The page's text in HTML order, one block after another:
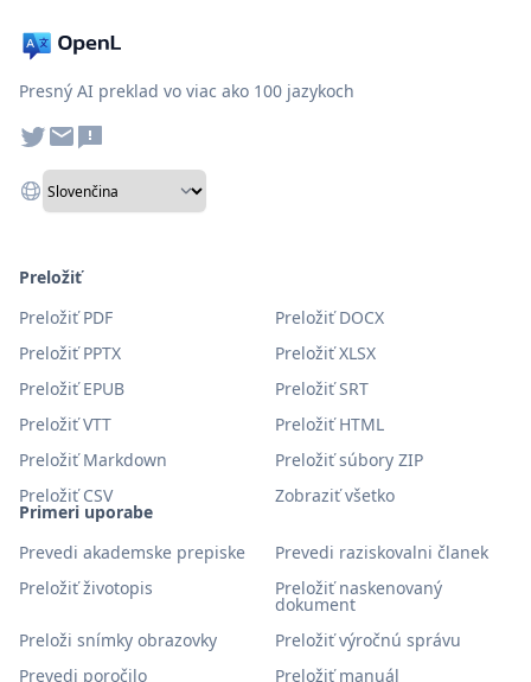
Presný AI preklad vo viac ako 100 jazykoch
Primeri uporabe
Prevedi akademske prepiske
Prevedi raziskovalni članek
Preložiť životopis
Preložiť naskenovaný
dokument
Preloži snímky obrazovky
Preložiť výročnú správu
Prevedi poročilo
Preložiť manuál
Preložiť
Preložiť PDF
Preložiť DOCX
Preložiť PPTX
Preložiť XLSX
Preložiť EPUB
Preložiť SRT
Preložiť VTT
Preložiť HTML
Preložiť Markdown
Preložiť súbory ZIP
Preložiť CSV
Zobraziť všetko